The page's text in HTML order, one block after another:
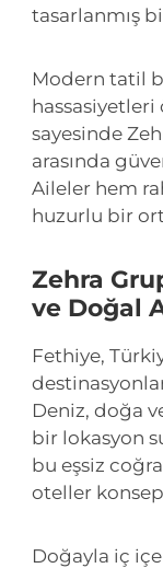
tasarlanmış
Modern tatil
hassasiyetleri
sayesinde
arasında
Aileler hem
huzurlu bir
Zehra
ve Doğal
Fethiye,
Deniz, doğa
bir lokasyon
bu eşsiz
oteller
Doğayla iç